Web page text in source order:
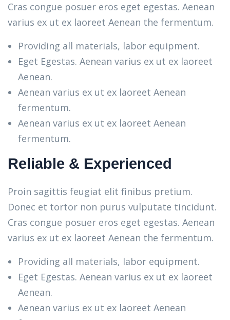
Cras congue posuer eros eget egestas. Aenean
varius ex ut ex laoreet Aenean the fermentum.
Providing all materials, labor equipment.
Eget Egestas. Aenean varius ex ut ex laoreet
Aenean.
Aenean varius ex ut ex laoreet Aenean
fermentum.
Aenean varius ex ut ex laoreet Aenean
fermentum.
Reliable & Experienced
Proin sagittis feugiat elit finibus pretium.
Donec et tortor non purus vulputate tincidunt.
Cras congue posuer eros eget egestas. Aenean
varius ex ut ex laoreet Aenean the fermentum.
Providing all materials, labor equipment.
Eget Egestas. Aenean varius ex ut ex laoreet
Aenean.
Aenean varius ex ut ex laoreet Aenean